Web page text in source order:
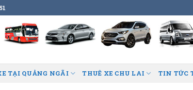
TẠI QUẢNG NGÃI THUÊ XE CHU LAI TIN TỨC